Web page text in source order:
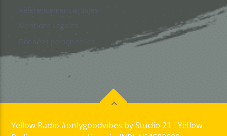
Yellow Radio #onlygoodvibes by Studio 21 - Yellow